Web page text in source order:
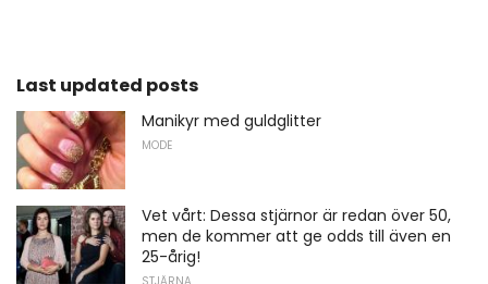
Last updated posts
Manikyr med guldglitter
MODE
Vet vårt: Dessa stjärnor är redan över 50,
men de kommer att ge odds till även en
25-årig!